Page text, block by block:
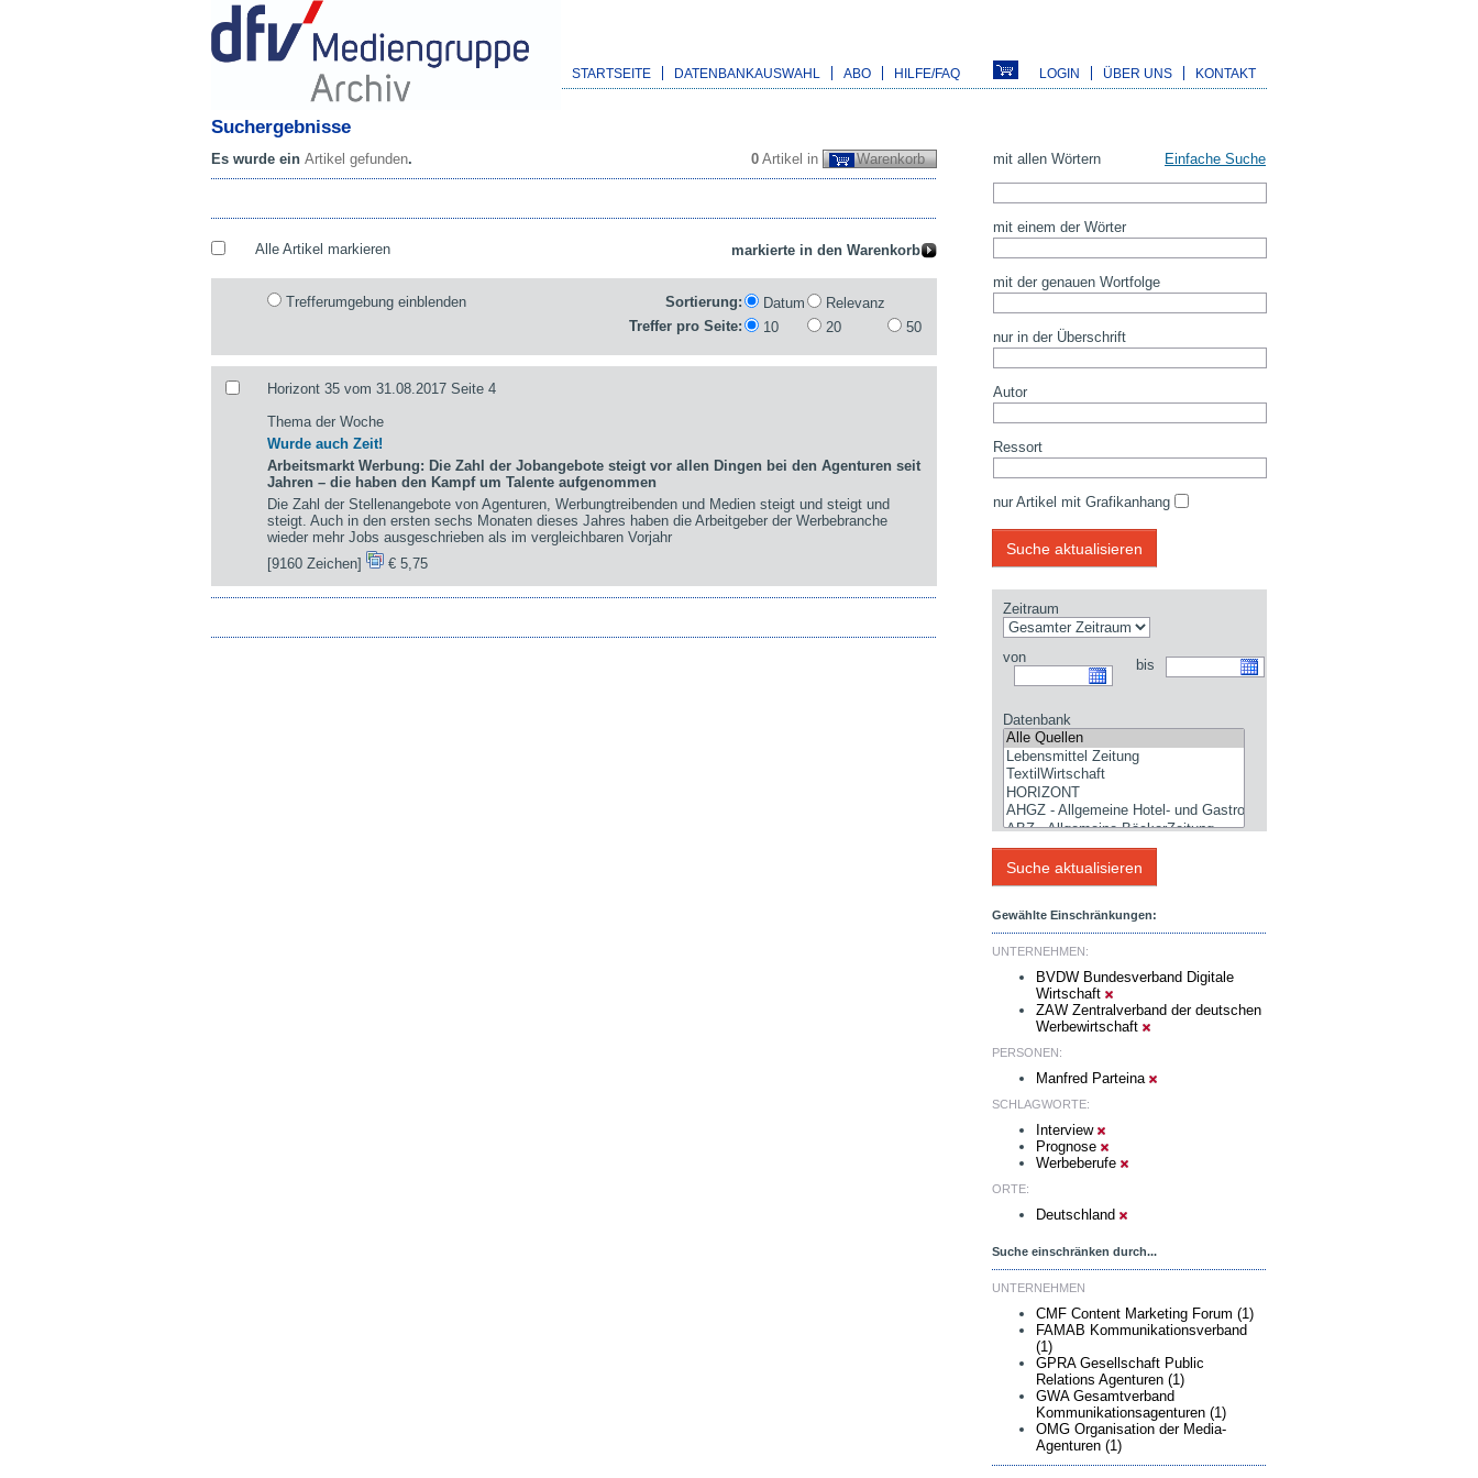
STARTSEITE DATENBANKAUSWAHL ABO HILFE/FAQ LOGIN ÜBER UNS KONTAKT
Suchergebnisse
0 Artikel in Warenkorb
Es wurde ein Artikel gefunden.
Alle Artikel markieren
Trefferumgebung einblenden Sortierung: Datum
Relevanz
Treffer pro Seite:
10 20 50
Horizont 35 vom 31.08.2017 Seite 4
Thema der Woche
Wurde auch Zeit!
Arbeitsmarkt Werbung: Die Zahl der Jobangebote steigt vor allen Dingen bei den Agenturen seit
Jahren – die haben den Kampf um Talente aufgenommen
Die Zahl der Stellenangebote von Agenturen, Werbungtreibenden und Medien steigt und steigt und
steigt. Auch in den ersten sechs Monaten dieses Jahres haben die Arbeitgeber der Werbebranche
wieder mehr Jobs ausgeschrieben als im vergleichbaren Vorjahr
[9160 Zeichen]
€ 5,75
mit allen Wörtern Einfache Suche
mit einem der Wörter
mit der genauen Wortfolge
nur in der Überschrift
Autor
Ressort
nur Artikel mit Grafikanhang
Zeitraum
von bis
Datenbank
Gewählte Einschränkungen:
UNTERNEHMEN:
BVDW Bundesverband Digitale
Wirtschaft
ZAW Zentralverband der deutschen
Werbewirtschaft
PERSONEN:
Manfred Parteina
SCHLAGWORTE:
Interview
Prognose
Werbeberufe
ORTE:
Deutschland
Suche einschränken durch...
UNTERNEHMEN
CMF Content Marketing Forum (1)
FAMAB Kommunikationsverband
(1)
GPRA Gesellschaft Public
Relations Agenturen (1)
GWA Gesamtverband
Kommunikationsagenturen (1)
OMG Organisation der Media-
Agenturen (1)